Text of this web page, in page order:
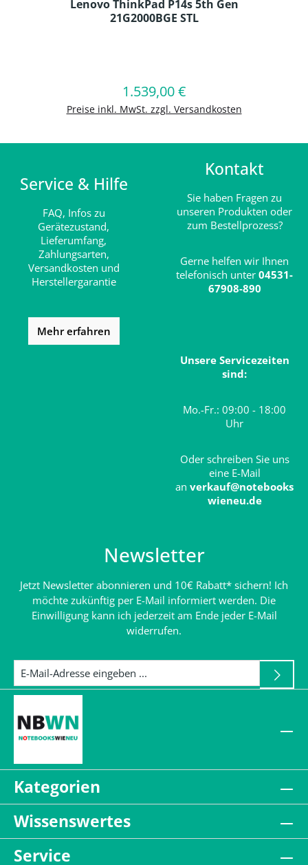
Lenovo ThinkPad P14s 5th Gen
21G2000BGE STL
Regulärer Preis:
1.539,00 €
Preise inkl. MwSt. zzgl. Versandkosten
In den Warenkorb
Service & Hilfe
FAQ, Infos zu
Gerätezustand,
Lieferumfang,
Zahlungsarten,
Versandkosten und
Herstellergarantie
Mehr erfahren
Kontakt
Sie haben Fragen zu
unseren Produkten oder
zum Bestellprozess?
Gerne helfen wir Ihnen
telefonisch unter 04531-
67908-890
Unsere Servicezeiten
sind:
Mo.-Fr.: 09:00 - 18:00
Uhr
Oder schreiben Sie uns
eine E-Mail
an verkauf@notebooks
wieneu.de
Newsletter
Jetzt Newsletter abonnieren und 10€ Rabatt* sichern! Ich
möchte zukünftig per E-Mail informiert werden. Die
Einwilligung kann ich jederzeit am Ende jeder E-Mail
widerrufen.
Kategorien
Wissenswertes
Service